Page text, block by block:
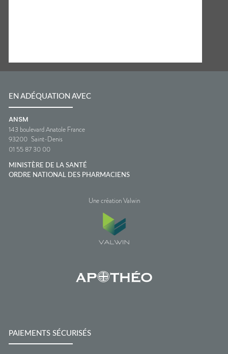
EN ADÉQUATION AVEC
ANSM
143 boulevard Anatole France
93200 Saint-Denis
01 55 87 30 00
MINISTÈRE DE LA SANTÉ
ORDRE NATIONAL DES PHARMACIENS
Une création Valwin
PAIEMENTS SÉCURISÉS